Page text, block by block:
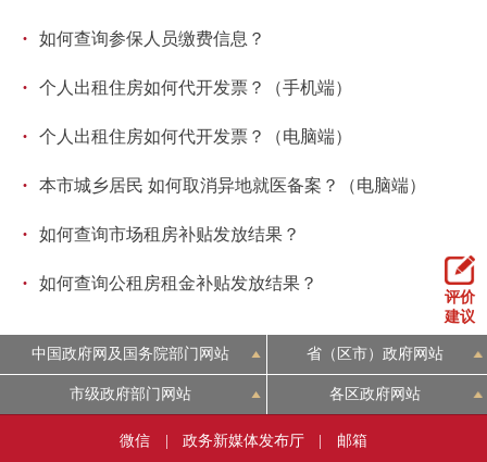
· 如何查询参保人员缴费信息？
· 个人出租住房如何代开发票？（手机端）
· 个人出租住房如何代开发票？（电脑端）
· 本市城乡居民 如何取消异地就医备案？（电脑端）
· 如何查询市场租房补贴发放结果？
· 如何查询公租房租金补贴发放结果？
评价
建议
中国政府网及国务院部门网站 省（区市）政府网站
市级政府部门网站 各区政府网站
微信 | 政务新媒体发布厅 | 邮箱